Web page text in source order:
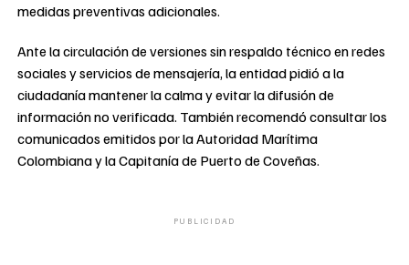
medidas preventivas adicionales.
Ante la circulación de versiones sin respaldo técnico en redes
sociales y servicios de mensajería, la entidad pidió a la
ciudadanía mantener la calma y evitar la difusión de
información no verificada. También recomendó consultar los
comunicados emitidos por la Autoridad Marítima
Colombiana y la Capitanía de Puerto de Coveñas.
PUBLICIDAD